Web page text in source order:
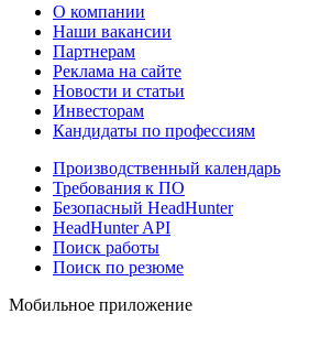
О компании
Наши вакансии
Партнерам
Реклама на сайте
Новости и статьи
Инвесторам
Кандидаты по профессиям
Производственный календарь
Требования к ПО
Безопасный HeadHunter
HeadHunter API
Поиск работы
Поиск по резюме
Мобильное приложение